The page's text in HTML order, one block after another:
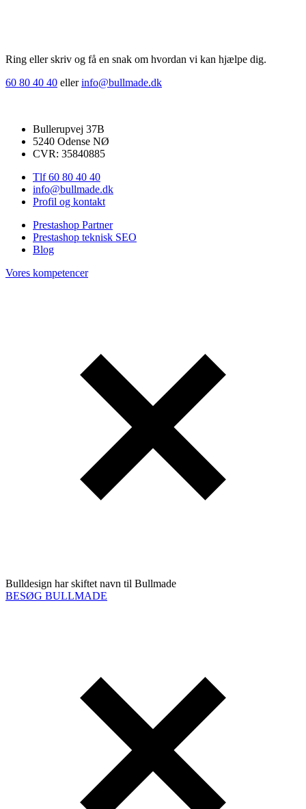
Ring eller skriv og få en snak om hvordan vi kan hjælpe dig.
60 80 40 40 ellerinfo@bullmade.dk
Bullerupvej 37B
5240 Odense NØ
CVR: 35840885
Tlf 60 80 40 40
info@bullmade.dk
Profil og kontakt
Prestashop Partner
Prestashop teknisk SEO
Blog
Vores kompetencer
Bulldesign har skiftet navn til Bullmade
BESØG BULLMADE